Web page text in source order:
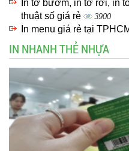
In tờ bướm, in tờ rơi, in
thuật số giá rẻ
3900
In menu giá rẻ tại
IN NHANH THẺ NHỰA